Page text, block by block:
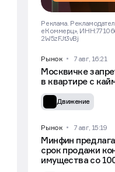
Реклама.
еКоммерц»,
2W5zFJt3vBj
Рынок 7 авг, 16:21
Москвичке
в квартире с
Движение
Рынок 7 авг, 15:19
Минфин
срок продажи
имущества со